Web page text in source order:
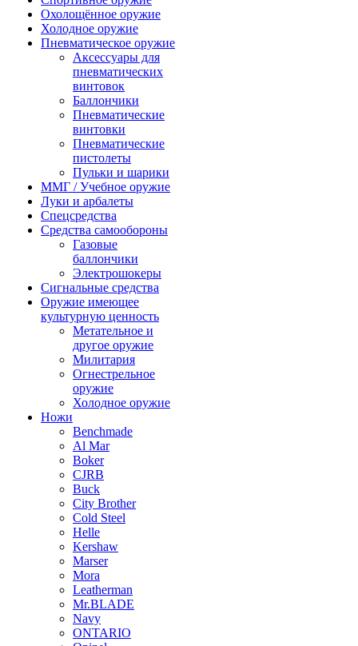
Охолощённое оружие
Холодное оружие
Пневматическое оружие
Аксессуары для
пневматических
винтовок
Баллончики
Пневматические
винтовки
Пневматические
пистолеты
Пульки и шарики
ММГ / Учебное оружие
Луки и арбалеты
Спецсредства
Средства самообороны
Газовые
баллончики
Электрошокеры
Сигнальные средства
Оружие имеющее
культурную ценность
Метательное и
другое оружие
Милитария
Огнестрельное
оружие
Холодное оружие
Ножи
Benchmade
Al Mar
Boker
CJRB
Buck
City Brother
Cold Steel
Helle
Kershaw
Marser
Mora
Leatherman
Mr.BLADE
Navy
ONTARIO